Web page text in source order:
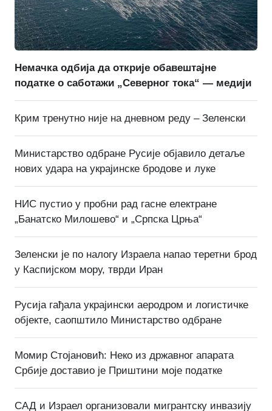
Немачка одбија да открије обавештајне
податке о саботажи „Северног тока“ — медији
Крим тренутно није на дневном реду – Зеленски
Министарство одбране Русије објавило детаље
нових удара на украјинске бродове и луке
НИС пустио у пробни рад гасне електране
„Банатско Милошево“ и „Српска Црња“
Зеленски је по налогу Израела напао теретни брод
у Каспијском мору, тврди Иран
Русија гађала украјински аеродром и логистичке
објекте, саопштило Министарство одбране
Момир Стојановић: Неко из државног апарата
Србије доставио је Приштини моје податке
САД и Израел организовали мигрантску инвазију